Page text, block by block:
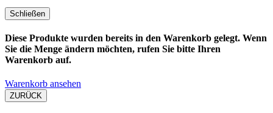
Schließen
Diese Produkte wurden bereits in den Warenkorb gelegt. Wenn
Sie die Menge ändern möchten, rufen Sie bitte Ihren
Warenkorb auf.
Warenkorb ansehen
ZURÜCK